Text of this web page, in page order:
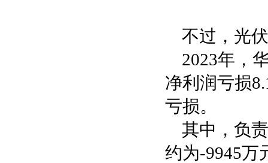
不过，光
2023年，
净利润亏损
亏损。
其中，负
约为-9945万